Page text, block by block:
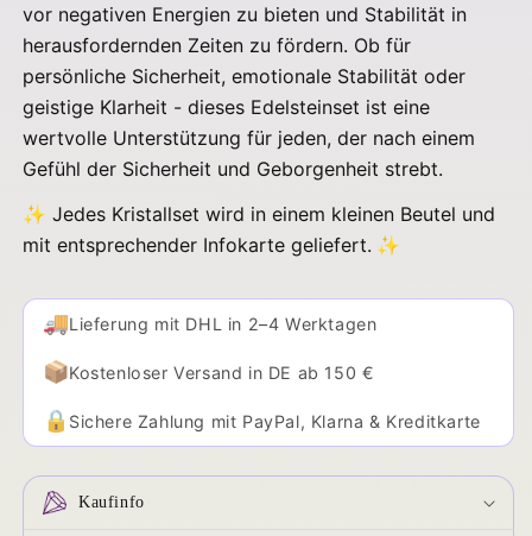
vor negativen Energien zu bieten und Stabilität in
herausfordernden Zeiten zu fördern. Ob für
persönliche Sicherheit, emotionale Stabilität oder
geistige Klarheit - dieses Edelsteinset ist eine
wertvolle Unterstützung für jeden, der nach einem
Gefühl der Sicherheit und Geborgenheit strebt.
✨ Jedes Kristallset wird in einem kleinen Beutel und
mit entsprechender Infokarte geliefert. ✨
🚚Lieferung mit DHL in 2–4 Werktagen
📦Kostenloser Versand in DE ab 150 €
🔒 Sichere Zahlung mit PayPal, Klarna & Kreditkarte
Kaufinfo